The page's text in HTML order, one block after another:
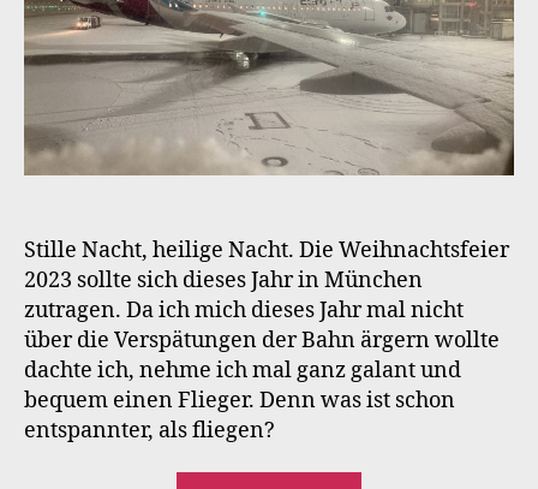
Stille Nacht, heilige Nacht. Die Weihnachtsfeier
2023 sollte sich dieses Jahr in München
zutragen. Da ich mich dieses Jahr mal nicht
über die Verspätungen der Bahn ärgern wollte
dachte ich, nehme ich mal ganz galant und
bequem einen Flieger. Denn was ist schon
entspannter, als fliegen?